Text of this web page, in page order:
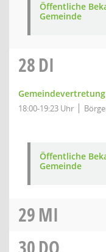
Öffentliche
Gemeinde
28DI
18:00-19:23 Uhr
Öffentliche
Gemeinde
29MI